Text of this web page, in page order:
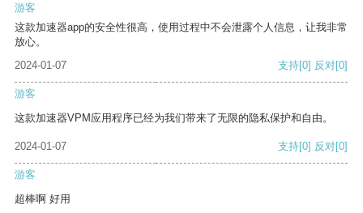
游客
这款加速器app的安全性很高，使用过程中不会泄露个人信息，让我非常
放心。
2024-01-07
支持[0] 反对[0]
游客
这款加速器VPM应用程序已经为我们带来了无限的隐私保护和自由。
2024-01-07 支持[0] 反对[0]
游客
超棒啊 好用